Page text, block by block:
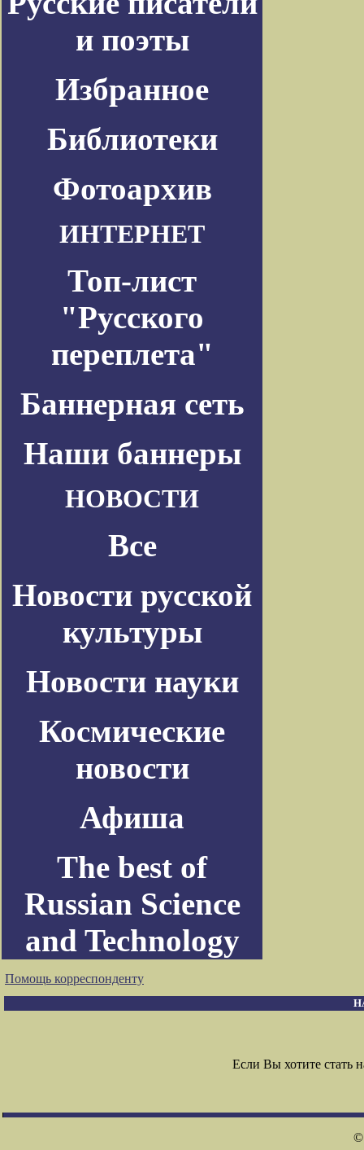
и поэты
Избранное
Библиотеки
Фотоархив
ИНТЕРНЕТ
Топ-лист
"Русского
переплета"
Баннерная сеть
Наши баннеры
НОВОСТИ
Все
Новости русской
культуры
Новости науки
Космические
новости
Афиша
The best of
Russian Science
and Technology
Помощь корреспонденту
Если Вы хотите стать
©